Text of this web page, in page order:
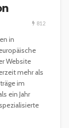
812
in
Website
mehr als
im
ein Jahr